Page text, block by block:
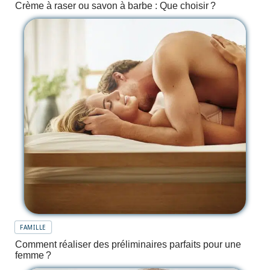
Crème à raser ou savon à barbe : Que choisir ?
FAMILLE
Comment réaliser des préliminaires parfaits pour une
femme ?